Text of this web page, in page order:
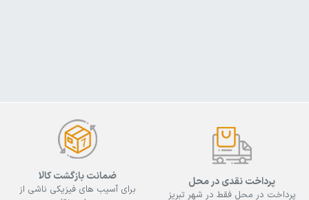
پرداخت نقدی در محل
پرداخت در محل فقط در شهر تبریز
ضمانت بازگشت کالا
برای آسیب های فیزیکی ناشی از